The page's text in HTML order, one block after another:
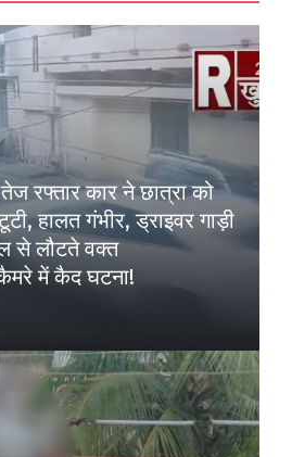
रफ्तार कार ने छात्रा को
हालत गंभीर, ड्राइवर गाड़ी
से लौटते वक्त
कैमरे में कैद घटना!